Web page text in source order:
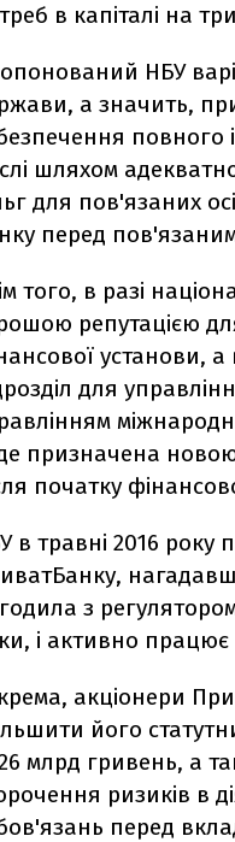
в капіталі на
НБУ
а значить,
повного
шляхом
для пов'язаних
перед
того, в разі
репутацією
установи,
для
призначена
початку
в травні 2016 року
з
і активно працює
акціонери
його
млрд гривень, а
ризиків в
перед